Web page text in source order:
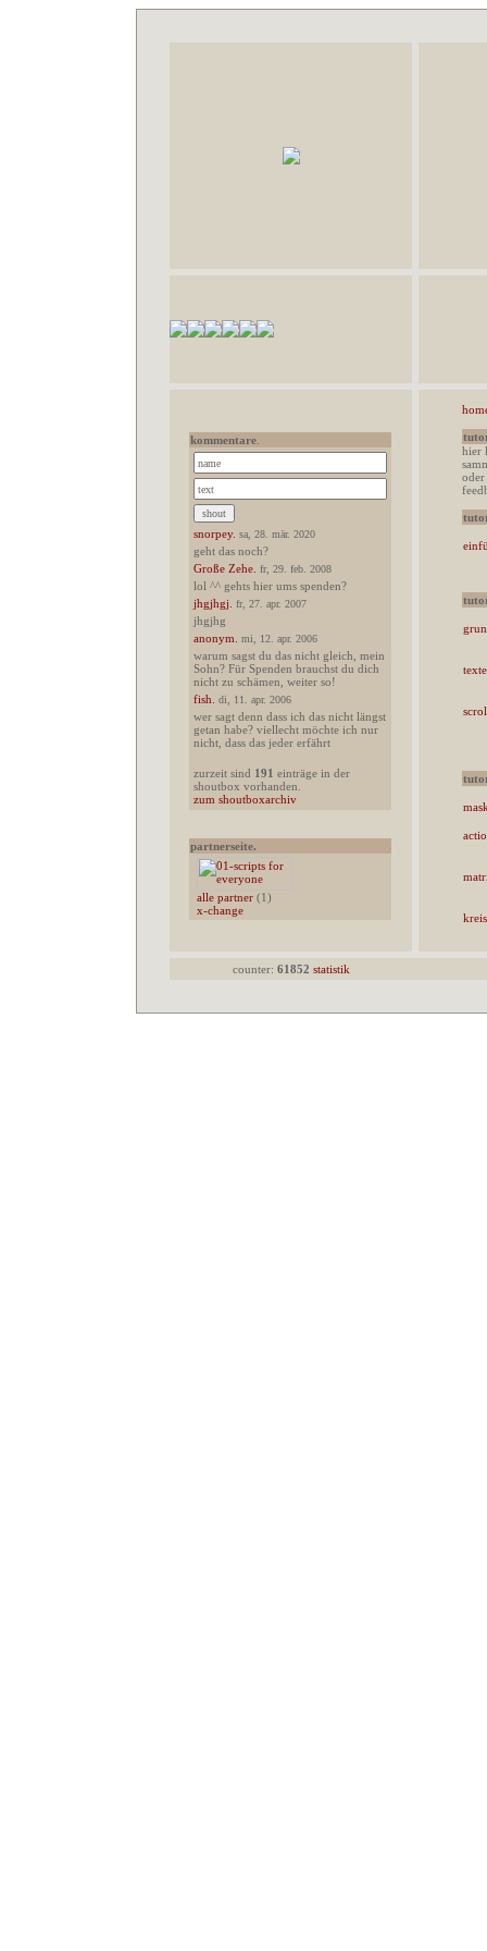
kommentare
snorpey. sa, 28. mär. 2020
geht das noch?
Große Zehe. fr, 29. feb. 2008
lol ^^ gehts hier ums spenden?
jhgjhgj.
fr, 27. apr. 2007
jhgjhg
anonym.
mi, 12. apr. 2006
warum sagst du das nicht gleich, mein
Sohn? Für Spenden brauchst du dich
nicht zu schämen, weiter so!
fish.
di, 11. apr. 2006
wer sagt denn dass ich das nicht längst
getan habe? viellecht möchte ich nur
nicht, dass das jeder erfährt
zurzeit sind 191 einträge in der
shoutbox vorhanden.
zum shoutboxarchiv
partnerseite.
alle partner (1)
x-change
hier
texte
counter: 61852 statistik